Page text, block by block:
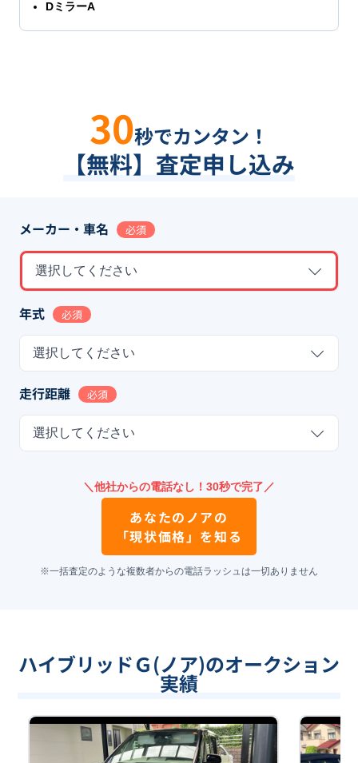
DミラーA
30秒でカンタン！
【無料】査定申し込み
メーカー・車名 必須
選択してください
年式 必須
選択してください
走行距離 必須
選択してください
＼他社からの電話なし！30秒で完了／
あなたの ノアの
「現状価格」を知る
※一括査定のような複数者からの電話ラッシュは一切ありません
ハイブリッドＧ(ノア)のオークション
実績